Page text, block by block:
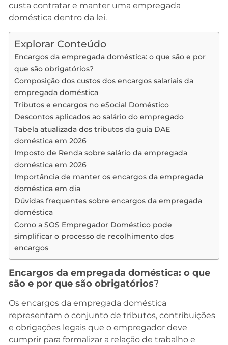
custa contratar e manter uma empregada
doméstica dentro da lei.
Explorar Conteúdo
Encargos da empregada doméstica: o que são e por
que são obrigatórios?
Composição dos custos dos encargos salariais da
empregada doméstica
Tributos e encargos no eSocial Doméstico
Descontos aplicados ao salário do empregado
Tabela atualizada dos tributos da guia DAE
doméstica em 2026
Imposto de Renda sobre salário da empregada
doméstica em 2026
Importância de manter os encargos da empregada
doméstica em dia
Dúvidas frequentes sobre encargos da empregada
doméstica
Como a SOS Empregador Doméstico pode
simplificar o processo de recolhimento dos
encargos
Encargos da empregada doméstica: o que
são e por que são obrigatórios?
Os encargos da empregada doméstica
representam o conjunto de tributos, contribuições
e obrigações legais que o empregador deve
cumprir para formalizar a relação de trabalho e